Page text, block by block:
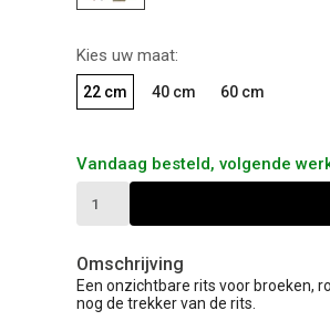
Kies uw maat:
22 cm 40 cm 60 cm
Vandaag besteld, volgende
Omschrijving
Een onzichtbare rits voor broeken,
nog de trekker van de rits.